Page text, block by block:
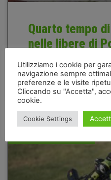
Quarto tempo
nelle libere di
Leggi articolo »
14 Settembre 2018
Utilizziamo i cookie per
navigazione sempre
preferenze e le visite
Cliccando su "Accetta",
cookie.
Cookie Settings